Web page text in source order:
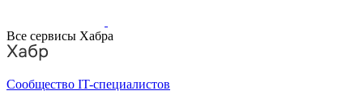
Все сервисы Хабра
Сообщество IT-специалистов